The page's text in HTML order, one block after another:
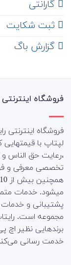
گارانتی
ثبت شکایت
‌ گزارش باگ
فروشگاه
فروشگاه اینترنتی
لپتاپ با
،رعایت حق الناس
تخصصی معرفی و
میشود. خدمات
پشتیبانی و
مجموعه است.
خدمت رسانی